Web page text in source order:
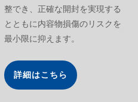
整でき、正確な開封を実現する
とともに内容物損傷のリスクを
最小限に抑えます。
詳細はこちら